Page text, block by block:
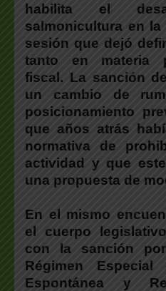
habilita el
salmonicultura en
sesión que dejó
tanto en materia
fiscal. La sanción
un cambio de
posicionamiento
que años atrás
normativa de
actividad y que
una propuesta de
En el mismo
el cuerpo
con la sanción
Régimen Especial
Espontánea y